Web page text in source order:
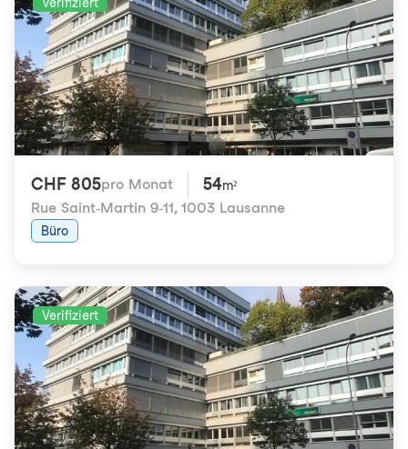
CHF 805pro Monat 54m²
Rue Saint-Martin 9-11, 1003 Lausanne
Büro
Verifiziert